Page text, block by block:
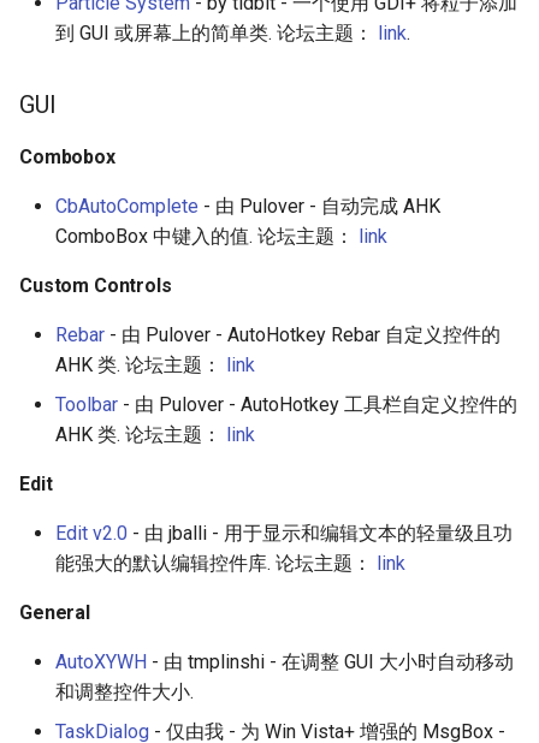
Websites
Forks
AutoHotkey_H
License
lit-html
Falsehood
JMeter
无需登录 web 应用
免费软件
Framer
Markdown
Dev Fun
Events in the Netherlands
到 GUI 或屏幕上的简单类. 论坛主题： link.
GUI
Combobox
CbAutoComplete - 由 Pulover - 自动完成 AHK
ComboBox 中键入的值. 论坛主题： link
Custom Controls
Rebar - 由 Pulover - AutoHotkey Rebar 自定义控件的
AHK 类. 论坛主题： link
Toolbar - 由 Pulover - AutoHotkey 工具栏自定义控件的
AHK 类. 论坛主题： link
Edit
Edit v2.0 - 由 jballi - 用于显示和编辑文本的轻量级且功
能强大的默认编辑控件库. 论坛主题： link
General
AutoXYWH - 由 tmplinshi - 在调整 GUI 大小时自动移动
和调整控件大小.
TaskDialog - 仅由我 - 为 Win Vista+ 增强的 MsgBox -